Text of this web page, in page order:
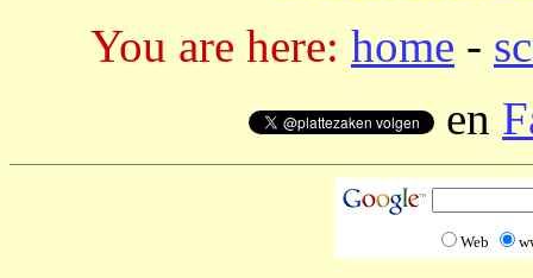
You are here: home -
en
Web